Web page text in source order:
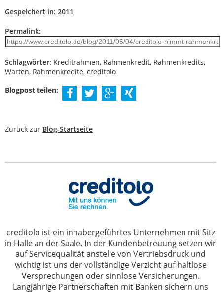
Gespeichert in: 2011
Permalink:
Schlagwörter: Kreditrahmen, Rahmenkredit, Rahmenkredits,
Warten, Rahmenkredite, creditolo
Blogpost teilen:
Zurück zur Blog-Startseite
creditolo ist ein inhabergeführtes Unternehmen mit Sitz
in Halle an der Saale. In der Kundenbetreuung setzen wir
auf Servicequalität anstelle von Vertriebsdruck und
wichtig ist uns der vollständige Verzicht auf haltlose
Versprechungen oder sinnlose Versicherungen.
Langjährige Partnerschaften mit Banken sichern uns